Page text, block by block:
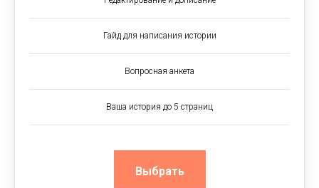
Гайд для написания истории
Вопросная анкета
Ваша история до 5 страниц
Выбрать